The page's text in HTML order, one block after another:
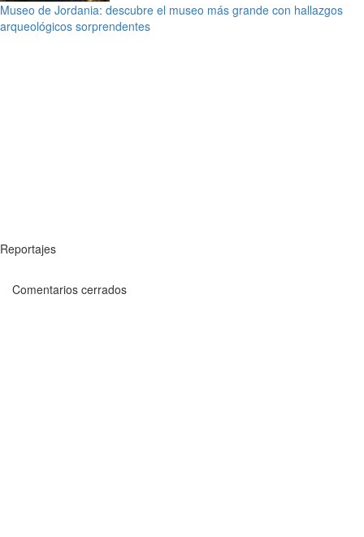
Museo de Jordania: descubre el museo más grande con hallazgos
arqueológicos sorprendentes
Reportajes
Comentarios cerrados